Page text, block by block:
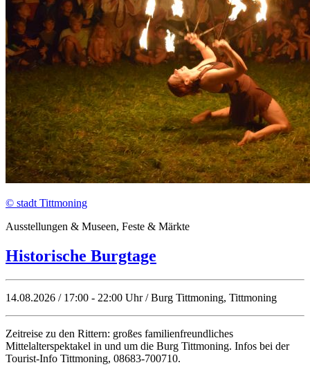
© stadt Tittmoning
Ausstellungen & Museen, Feste & Märkte
Historische Burgtage
14.08.2026 / 17:00 - 22:00 Uhr / Burg Tittmoning, Tittmoning
Zeitreise zu den Rittern: großes familienfreundliches
Mittelalterspektakel in und um die Burg Tittmoning. Infos bei der
Tourist-Info Tittmoning, 08683-700710.